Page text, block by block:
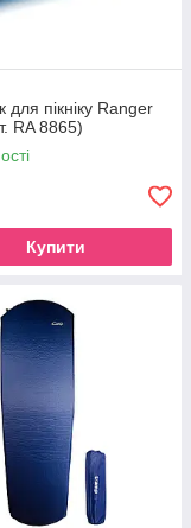
для пікніку Ranger
RA 8865)
Купити